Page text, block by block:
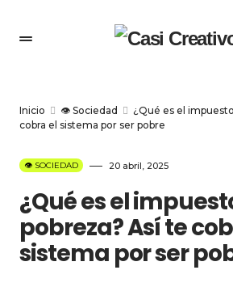
Inicio 👁️ Sociedad
¿Qué es el
cobra el sistema por ser pobre
👁️ SOCIEDAD 20 abril, 2025
¿Qué es el
pobreza? Así te
sistema por ser